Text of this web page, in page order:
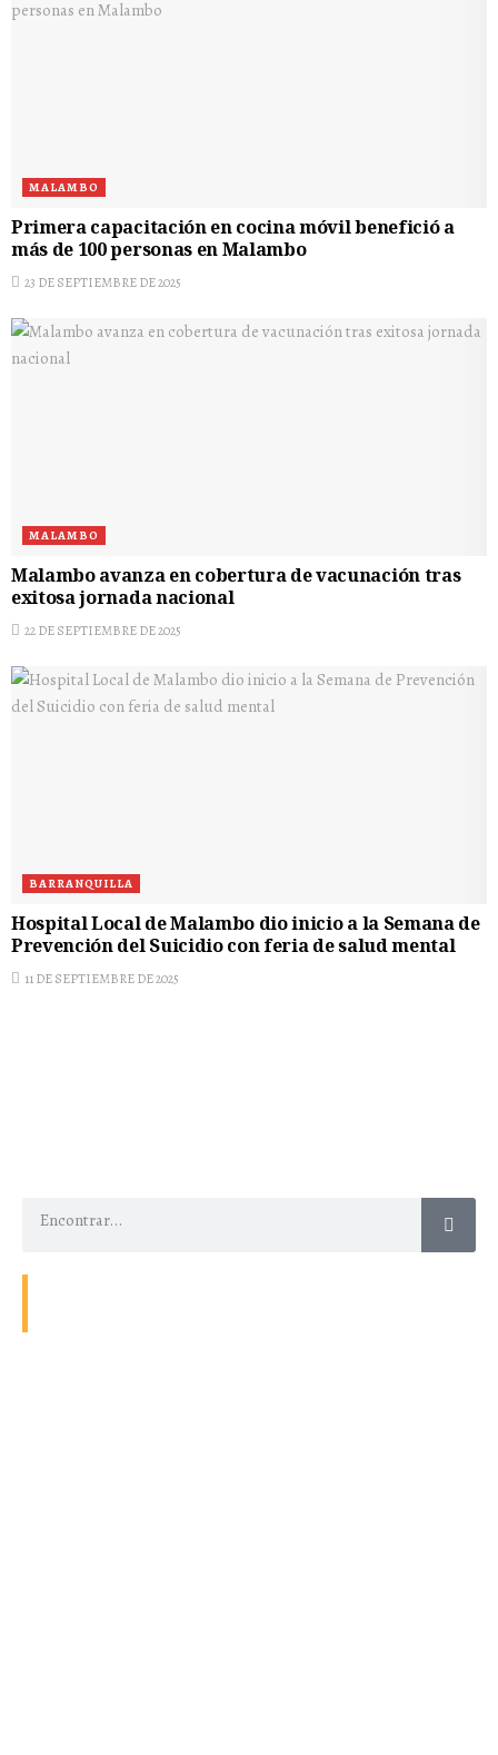
MALAMBO
Primera capacitación en cocina móvil benefició a
más de 100 personas en Malambo
23 DE SEPTIEMBRE DE 2025
MALAMBO
Malambo avanza en cobertura de vacunación tras
exitosa jornada nacional
22 DE SEPTIEMBRE DE 2025
BARRANQUILLA
Hospital Local de Malambo dio inicio a la Semana de
Prevención del Suicidio con feria de salud mental
11 DE SEPTIEMBRE DE 2025